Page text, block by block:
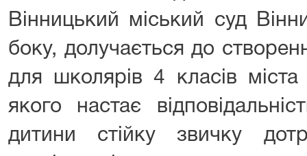
Вінницький міський суд
боку, долучається до
для школярів 4 класів
якого настає
дитини стійку звичку